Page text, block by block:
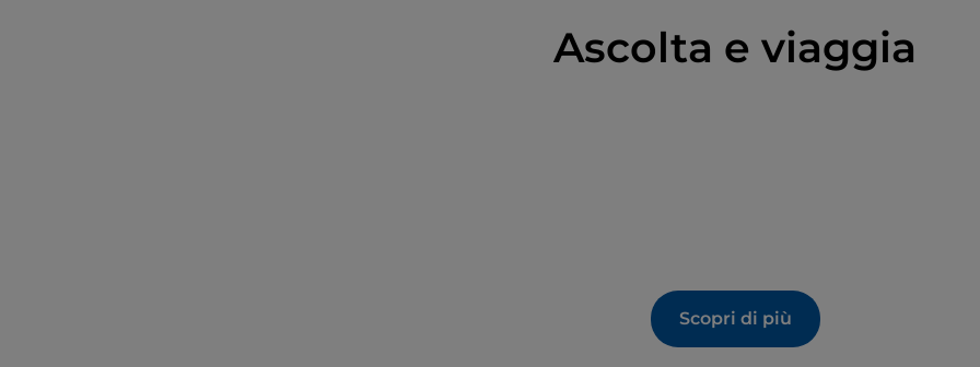
Ascolta e viaggia
Scopri di più